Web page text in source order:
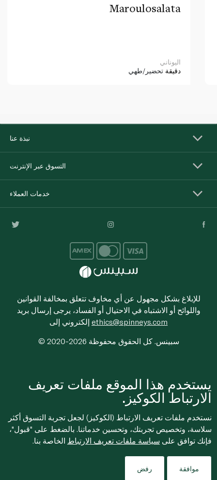
Maroulosalata
اليوناني
دقيقة تحضير/طهي
نبذة عنا
التسوق عبر الإنترنت
خدمات العملاء
للإبلاغ بشكل مجهول عن أي مخاوف تتعلق بمخالفة القوانين
واللوائح أو الاشتباه في الاحتيال أو الفساد، يرجى إرسال بريد
ethics@spinneys.com
© 2020-2026 سبينس. كل الحقوق محفوظة
يستخدم هذا الموقع ملفات تعريف
الارتباط الكوكيز.
نستخدم ملفات تعريف الارتباط (الكوكيز) لجعل تجربة التسوق أكثر
سلاسة، وتخصيص تجربتك، وتحسين خدماتنا. بالضغط على "قبول"،
فإنك توافق على سياسة ملفات تعريف الارتباط الخاصة بنا.
موافقة رفض